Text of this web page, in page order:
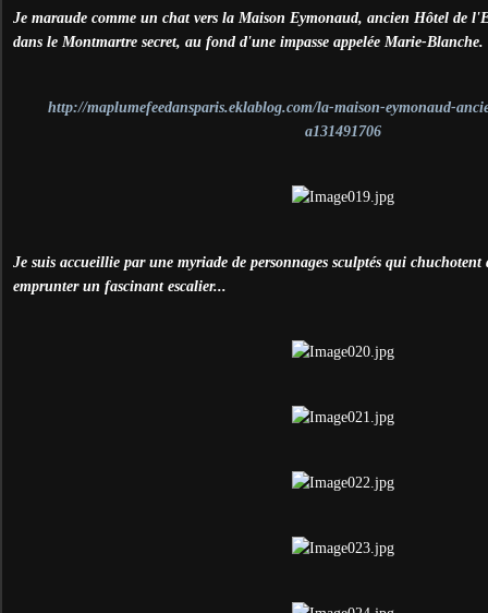
Je maraude comme un chat vers la Maison Eymonaud, ancien Hôtel de
dans le Montmartre secret, au fond d'une impasse appelée Marie-Blanche.
http://maplumefeedansparis.eklablog.com/la-maison-eymonaud-
a131491706
Je suis accueillie par une myriade de personnages sculptés qui
emprunter un fascinant escalier...